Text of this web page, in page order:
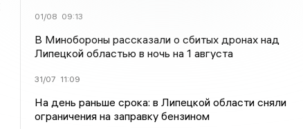
01/08 09:13
В Минобороны рассказали о сбитых дронах над
Липецкой областью в ночь на 1 августа
31/07 11:09
На день раньше срока: в Липецкой области сняли
ограничения на заправку бензином